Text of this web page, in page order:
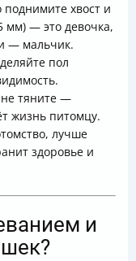
хвост и
мм) — это девочка,
— мальчик.
пол
тяните —
жизнь питомцу.
лучше
здоровье и
и